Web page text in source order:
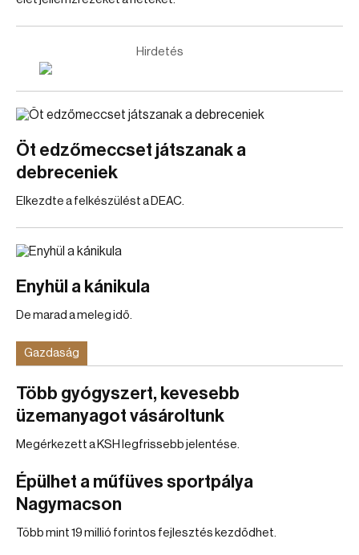
Hirdetés
Öt edzőmeccset játszanak a
debreceniek
Elkezdte a felkészülést a DEAC.
Enyhül a kánikula
De marad a meleg idő.
Gazdaság
Több gyógyszert, kevesebb
üzemanyagot vásároltunk
Megérkezett a KSH legfrissebb jelentése.
Épülhet a műfüves sportpálya
Nagymacson
Több mint 19 millió forintos fejlesztés kezdődhet.